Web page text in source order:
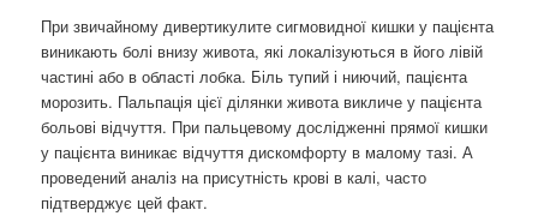
При звичайному дивертикулите сигмовидної кишки у пацієнта
виникають болі внизу живота, які локалізуються в його лівій
частині або в області лобка. Біль тупий і ниючий, пацієнта
морозить. Пальпація цієї ділянки живота викличе у пацієнта
больові відчуття. При пальцевому дослідженні прямої кишки
у пацієнта виникає відчуття дискомфорту в малому тазі. А
проведений аналіз на присутність крові в калі, часто
підтверджує цей факт.